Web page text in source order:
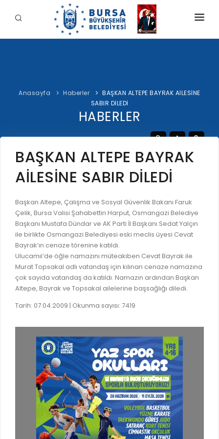
YETKİ VE SORUMLULUKLAR
TARİHÇE
ŞİRKETLER VE KURULUŞLAR
ETİK KOMİSYONU
LOGOLAR AMBLEMLER
BİLGİ EDİNME
MECLİS
MECLİS ÜYELERİ
KOMİSYON ÜYELERİ
STRATEJİK PLANLAR
PERFORMANS PROGRAMI
BÜTÇE
FAALİYET RAPORLARI
KESİN HESAPLAR
Özgeçmiş
Görevleri
E-ÖDEME
BUSKİ E-ÖDEME
İLAN REKLAM E-BEYANNAME
YANGIN SİGORTA E-BEYANNAME
BAŞVURU / KAYIT / SORGU
ORKESTRA KAYIT
SEYAHAT KARTI SORGULAMA
ÜCRETSİZ WİFİ NOKTALARI
İTFAİYE RAPORU
ONLİNE KATI ATIK BAŞVURUSU
İTFAİYE OLAY KAYDI BAŞVURUSU
BADEM KAYIT
İHALE İLANLARI
DOĞRUDAN TEMİN İLANLARI
BURSA'YI KEŞFET
İLETİŞİM
Anasayfa Haberler
BAŞKAN ALTEPE BAYRAK AİLESİNE
SABIR DİLEDİ
HABERLER
BAŞKAN ALTEPE BAYRAK
AİLESİNE SABIR DİLEDİ
Başkan Altepe, Çalışma ve Sosyal Güvenlik Bakanı Faruk
Çelik, Bursa Valisi Şahabettin Harput, Osmangazi Belediye
Başkanı Mustafa Dündar ve AK Parti İl Başkanı Sedat Yalçın
ile birlikte Osmangazi Belediyesi eski meclis üyesi Cevat
Bayrak’ın cenaze törenine katıldı.
Ulucamii’de öğle namazını müteakiben Cevat Bayrak ile
Murat Topsakal adlı vatandaş için kılınan cenaze namazına
çok sayıda vatandaş da katıldı. Namazın ardından Başkan
Altepe, Bayrak ve Topsakal ailelerine başsağlığı diledi.
Tarih: 07.04.2009 | Okunma sayısı: 7419